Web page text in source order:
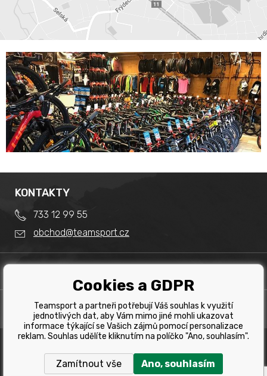
Obchodní podmínky
Splátkový prodej
Reklamace
Tabulka velikostí kol
Tabulka velikostí oblečení
PRODEJNA
Team Sport - Tomáš Binar
Dlouhá 1228/44C
Havířov
KONTAKTY
733 12 99 55
obchod@teamsport.cz
Copyright © 2019 Team Sport Havířov. Všechna pravá
Cookies a GDPR
Teamsport a partneři potřebují Váš souhlas k využití
jednotlivých dat, aby Vám mimo jiné mohli ukazovat
informace týkající se Vašich zájmů pomocí personalizace
reklam. Souhlas udělíte kliknutím na políčko "Ano, souhlasím".
Zamítnout vše Ano, souhlasím